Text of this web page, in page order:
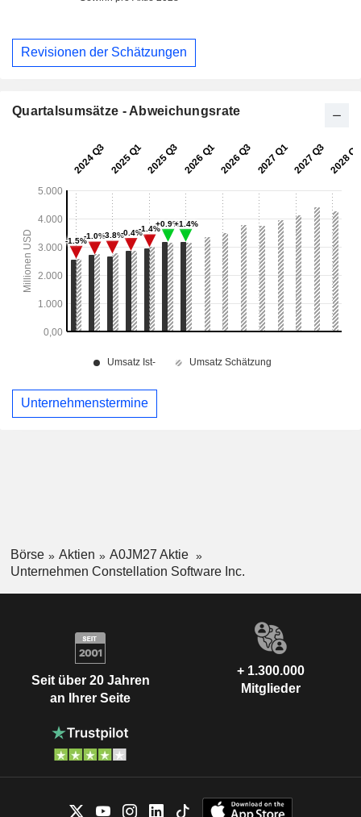
Revisionen der Schätzungen
Quartalsumsätze - Abweichungsrate
Unternehmenstermine
Börse Aktien
A0JM27 Aktie
Unternehmen Constellation Software Inc.
Seit über 20 Jahren
an Ihrer Seite
+ 1.300.000
Mitglieder